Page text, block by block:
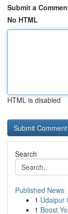
Submit a
No HTML
HTML is disabled
Search
Published News
1 Udaipur
1 Boost